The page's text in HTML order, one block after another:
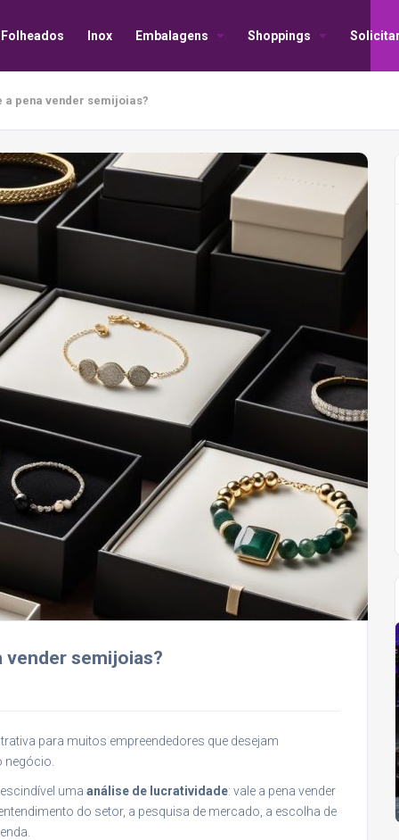
Folheados Inox Embalagens Shoppings
pena vender semijoias?
vender semijoias?
para muitos empreendedores que desejam
uma análise de lucratividade: vale a pena vender
do setor, a pesquisa de mercado, a escolha de